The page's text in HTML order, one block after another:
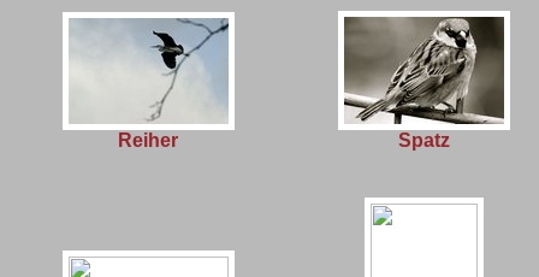
Reiher Spatz